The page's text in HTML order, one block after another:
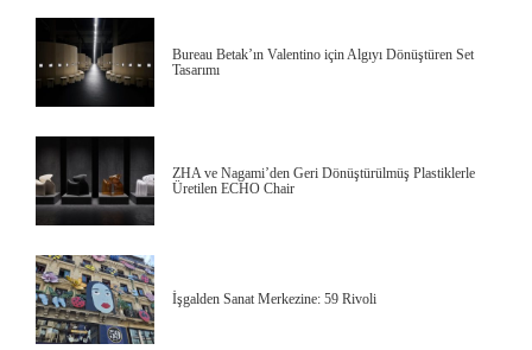
Bureau Betak’ın Valentino için Algıyı Dönüştüren Set
Tasarımı
ZHA ve Nagami’den Geri Dönüştürülmüş Plastiklerle
Üretilen ECHO Chair
İşgalden Sanat Merkezine: 59 Rivoli